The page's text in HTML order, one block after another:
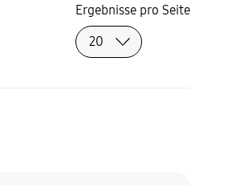
Ergebnisse pro Seite